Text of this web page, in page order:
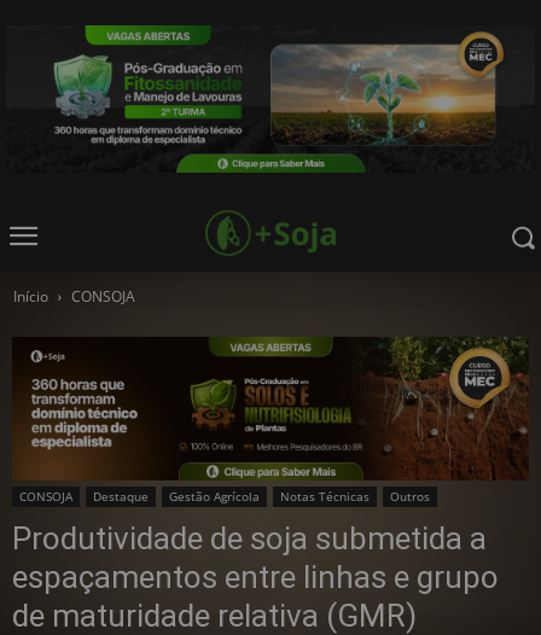
Início CONSOJA
CONSOJA Destaque Gestão Agrícola Notas Técnicas Outros
Produtividade de soja submetida a
espaçamentos entre linhas e grupo
de maturidade relativa (GMR)